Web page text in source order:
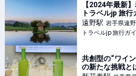
【2024年最新
トラベルjp 旅行
遠野駅 岩手県遠
トラベルjp 旅行ガ
共創型の“ワイ
の新たな挑戦と